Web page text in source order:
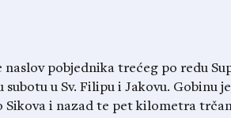
pobjednika trećeg po redu
u Sv. Filipu i Jakovu. Gobinu
i nazad te pet kilometra